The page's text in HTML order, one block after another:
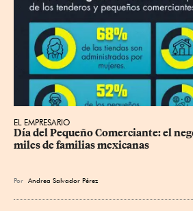
EL EMPRESARIO
Día del Pequeño Comerciante: el
miles de familias mexicanas
Por Andrea Salvador Pérez